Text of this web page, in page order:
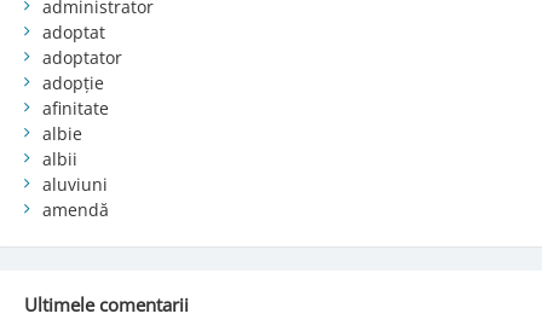
administrator
adoptat
adoptator
adopție
afinitate
albie
albii
aluviuni
amendă
Ultimele comentarii